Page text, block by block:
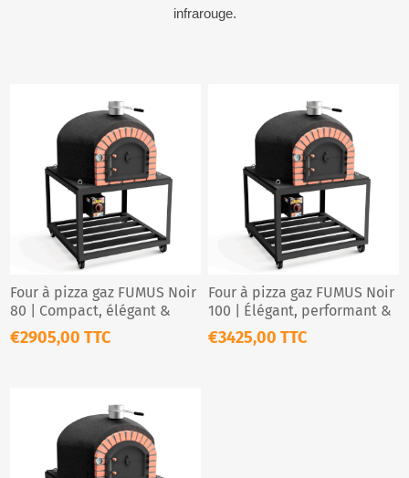
infrarouge.
Four à pizza gaz FUMUS Noir
80 | Compact, élégant &
prêt à brancher
€2905,00 TTC
Four à pizza gaz FUMUS Noir
100 | Élégant, performant &
prêt à l’emploi
€3425,00 TTC